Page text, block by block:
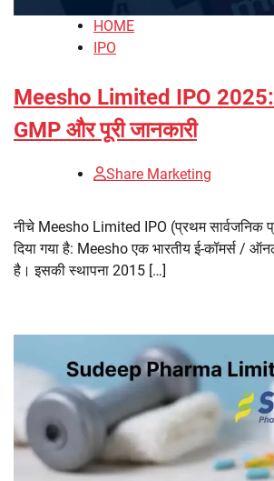
HOME
IPO
Meesho Limited IPO 2025:
GMP और पूरी जानकारी
Share Marketing
नीचे Meesho Limited IPO (प्रथम सार्वजनिक
दिया गया है: Meesho एक भारतीय ई-कॉमर्स /
है। इसकी स्थापना 2015 […]